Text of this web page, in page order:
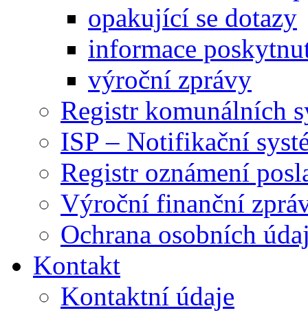
opakující se dotazy
informace
výroční zprávy
Registr komunálních
ISP – Notifikační
Registr oznámení
Výroční finanční
Ochrana osobních
Kontakt
Kontaktní údaje